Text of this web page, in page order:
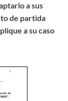
a sus
de partida
a su caso